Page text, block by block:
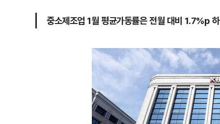
중소제조업 1월 평균가동률은 전월 대비 1.7%p